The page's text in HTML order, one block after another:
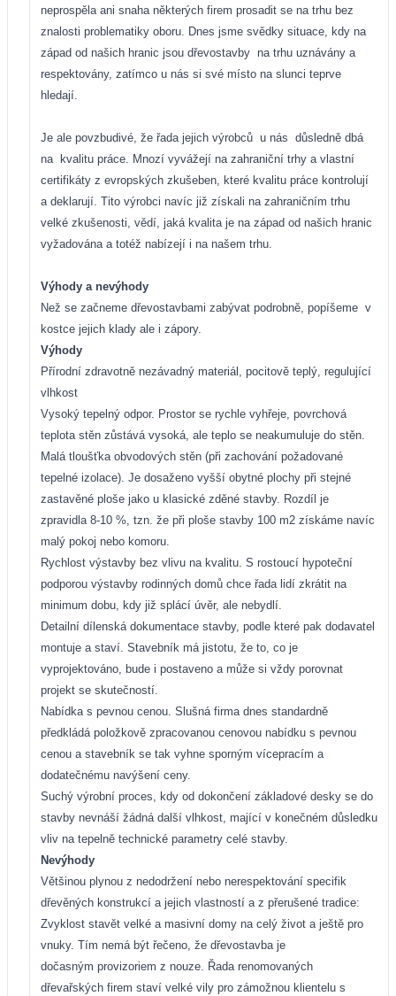
neprospěla ani snaha některých firem prosadit se na trhu bez
znalosti problematiky oboru. Dnes jsme svědky situace, kdy na
západ od našich hranic jsou dřevostavby na trhu uznávány a
respektovány, zatímco u nás si své místo na slunci teprve
hledají.
Je ale povzbudivé, že řada jejich výrobců u nás důsledně dbá
na
kvalitu práce. Mnozí vyvážejí na zahraniční trhy a vlastní
certifikáty z evropských zkušeben, které kvalitu práce kontrolují
a deklarují. Tito výrobci navíc již získali na zahraničním trhu
velké zkušenosti, vědí, jaká kvalita je na západ od našich hranic
vyžadována a totéž nabízejí i na našem trhu.
Výhody a nevýhody
Než se začneme dřevostavbami zabývat podrobně, popíšeme v
kostce jejich klady ale i zápory.
Výhody
Přírodní zdravotně nezávadný materiál, pocitově teplý, regulující
vlhkost
Vysoký tepelný odpor. Prostor se rychle vyhřeje, povrchová
teplota stěn zůstává vysoká, ale teplo se neakumuluje do stěn.
Malá tloušťka obvodových stěn (při zachování požadované
tepelné izolace). Je dosaženo vyšší obytné plochy při stejné
zastavěné ploše jako u klasické zděné stavby. Rozdíl je
zpravidla 8-10 %, tzn. že při ploše stavby 100 m2 získáme navíc
malý pokoj nebo komoru.
Rychlost výstavby bez vlivu na kvalitu. S rostoucí hypoteční
podporou výstavby rodinných domů chce řada lidí zkrátit na
minimum dobu, kdy již splácí úvěr, ale nebydlí.
Detailní dílenská dokumentace stavby, podle které pak dodavatel
montuje a staví. Stavebník má jistotu, že to, co je
vyprojektováno, bude i postaveno a může si vždy porovnat
projekt se skutečností.
Nabídka s pevnou cenou. Slušná firma dnes standardně
předkládá položkově zpracovanou cenovou nabídku s pevnou
cenou a stavebník se tak vyhne sporným vícepracím a
dodatečnému navýšení ceny.
Suchý výrobní proces, kdy od dokončení základové desky se do
stavby nevnáší žádná další vlhkost, mající v konečném důsledku
vliv na tepelně technické parametry celé stavby.
Nevýhody
Většinou plynou z nedodržení nebo nerespektování specifik
dřevěných konstrukcí a jejich vlastností a z přerušené tradice:
Zvyklost stavět velké a masivní domy na celý život a ještě pro
vnuky. Tím nemá být řečeno, že dřevostavba je
dočasným provizoriem z nouze. Řada renomovaných
dřevařských firem staví velké vily pro zámožnou klientelu s